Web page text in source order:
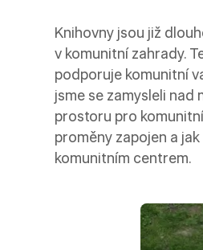
Knihovny jsou již
v komunitní zahrady.
podporuje komunitní
jsme se zamysleli nad
prostoru pro
proměny zapojen a
komunitním centrem.